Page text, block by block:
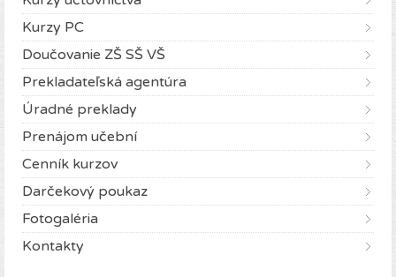
Kurzy PC
Doučovanie ZŠ SŠ VŠ
Prekladateľská agentúra
Úradné preklady
Prenájom učební
Cenník kurzov
Darčekový poukaz
Fotogaléria
Kontakty